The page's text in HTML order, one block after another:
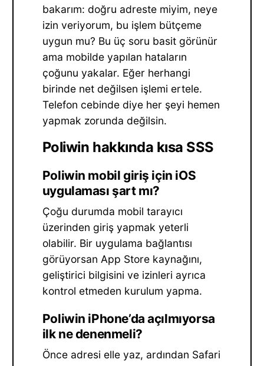
bakarım: doğru adreste miyim, neye
izin veriyorum, bu işlem bütçeme
uygun mu? Bu üç soru basit görünür
ama mobilde yapılan hataların
çoğunu yakalar. Eğer herhangi
birinde net değilsen işlemi ertele.
Telefon cebinde diye her şeyi hemen
yapmak zorunda değilsin.
Poliwin hakkında kısa SSS
Poliwin mobil giriş için iOS
uygulaması şart mı?
Çoğu durumda mobil tarayıcı
üzerinden giriş yapmak yeterli
olabilir. Bir uygulama bağlantısı
görüyorsan App Store kaynağını,
geliştirici bilgisini ve izinleri ayrıca
kontrol etmeden kurulum yapma.
Poliwin iPhone’da açılmıyorsa
ilk ne denenmeli?
Önce adresi elle yaz, ardından Safari